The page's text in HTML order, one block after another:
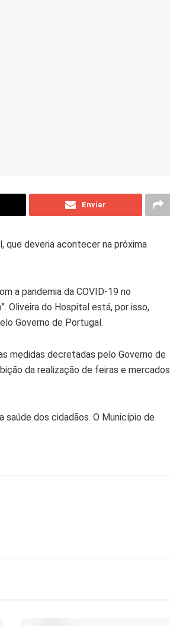
Enviar
que deveria acontecer na próxima
a pandemia da COVID-19 no
Oliveira do Hospital está, por isso,
Governo de Portugal.
medidas decretadas pelo Governo de
da realização de feiras e mercados
saúde dos cidadãos. O Município de